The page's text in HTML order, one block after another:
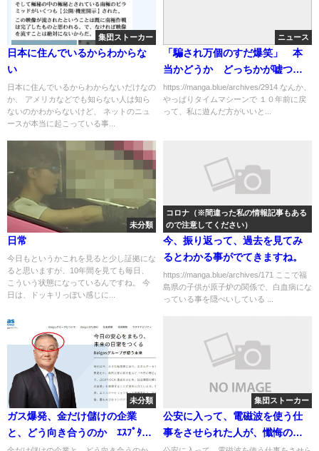
集団ストーカー
日本に住んでいるからわからな
い
日本に住んでいるからわからないだけなの
か、 アメリカなどでも知らない人は知ら
ないのかわからないけど、 ネットのニュ
ースが本当に起こっている事...
ニュース
「騙され万個のすだ爆笑」 本
当かどうか どっちかが嘘つい
ているのは確かですよね
https://manga.blue/archives/2914 なんか、
やっぱりタイムマシーンで １０年前に戻
って、私に遊んだ方がいいと...
未分類
日常
今日もというかこれを見ると少し証拠にな
ると思いますが、10年間を見ても毎日、
こういう状態になっているんですね。 今
日は、ドッキリっぽい感じに...
コロナ（※間違った私の情報記事もある
ので注意してください）
今、振り返って、過去を見てみ
るとわかる事がでてきますね。
https://manga.blue/archives/171 ここで福
島県の子供が原子炉の関係で、白血病にな
っている事を隠ぺいしている ...
未分類
ガス爆発、金だけ儲けの企業
と、どう向き合うのか ｴｽﾌﾟﾀｲﾝ
文章とかも知っているんだろう
集団ストーカー
公安に入って、電磁波を使う仕
事をさせられた人が、懺悔の文
章を書いてた話